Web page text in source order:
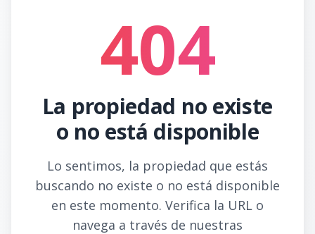
404
La propiedad no existe
o no está disponible
Lo sentimos, la propiedad que estás
buscando no existe o no está disponible
en este momento. Verifica la URL o
navega a través de nuestras